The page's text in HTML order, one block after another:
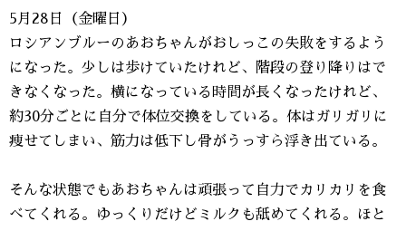
5月28日（金曜日）
ロシアンブルーのあおちゃんがおしっこの失敗をするよう
になった。少しは歩けていたけれど、階段の登り降りはで
きなくなった。横になっている時間が長くなったけれど、
約30分ごとに自分で体位交換をしている。体はガリガリに
痩せてしまい、筋力は低下し骨がうっすら浮き出ている。
そんな状態でもあおちゃんは頑張って自力でカリカリを食
べてくれる。ゆっくりだけどミルクも舐めてくれる。ほと